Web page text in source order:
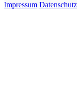
Impressum Datenschutz